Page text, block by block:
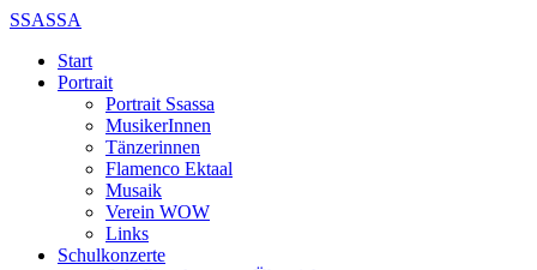
SSASSA
Start
Portrait
Portrait Ssassa
MusikerInnen
Tänzerinnen
Flamenco Ektaal
Musaik
Verein WOW
Links
Schulkonzerte